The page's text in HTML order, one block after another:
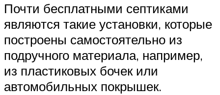
Почти бесплатными септиками
являются такие установки, которые
построены самостоятельно из
подручного материала, например,
из пластиковых бочек или
автомобильных покрышек.